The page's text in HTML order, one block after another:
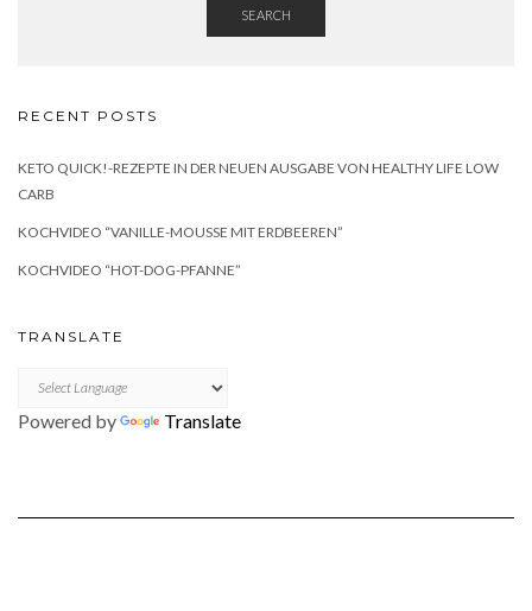
SEARCH
RECENT POSTS
KETO QUICK!-REZEPTE IN DER NEUEN AUSGABE VON HEALTHY LIFE LOW
CARB
KOCHVIDEO “VANILLE-MOUSSE MIT ERDBEEREN”
KOCHVIDEO “HOT-DOG-PFANNE”
TRANSLATE
Powered by Translate